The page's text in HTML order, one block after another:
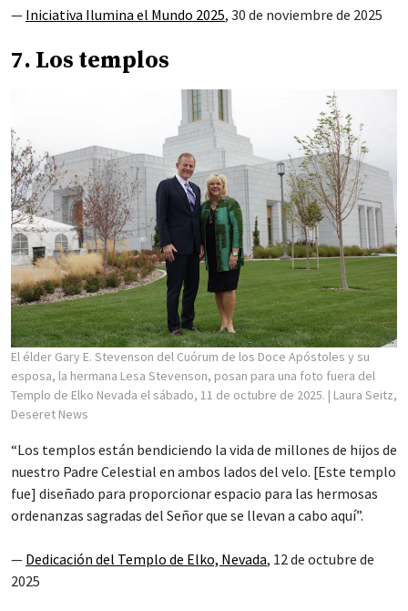
— Iniciativa Ilumina el Mundo 2025, 30 de noviembre de 2025
7. Los templos
El élder Gary E. Stevenson del Cuórum de los Doce Apóstoles y su
esposa, la hermana Lesa Stevenson, posan para una foto fuera del
Templo de Elko Nevada el sábado, 11 de octubre de 2025. | Laura Seitz,
Deseret News
“Los templos están bendiciendo la vida de millones de hijos de
nuestro Padre Celestial en ambos lados del velo. [Este templo
fue] diseñado para proporcionar espacio para las hermosas
ordenanzas sagradas del Señor que se llevan a cabo aquí”.
— Dedicación del Templo de Elko, Nevada, 12 de octubre de
2025